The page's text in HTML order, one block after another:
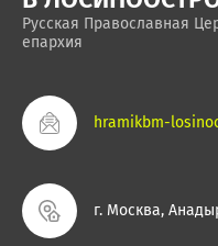
Русская Православная
епархия
hramikbm-
г. Москва,